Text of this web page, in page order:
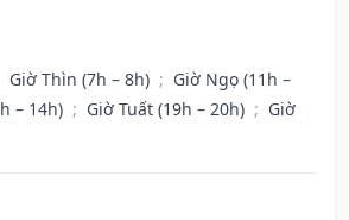
Giờ Thìn (7h – 8h) ; Giờ Ngọ (11h –
– 14h) ; Giờ Tuất (19h – 20h) ; Giờ